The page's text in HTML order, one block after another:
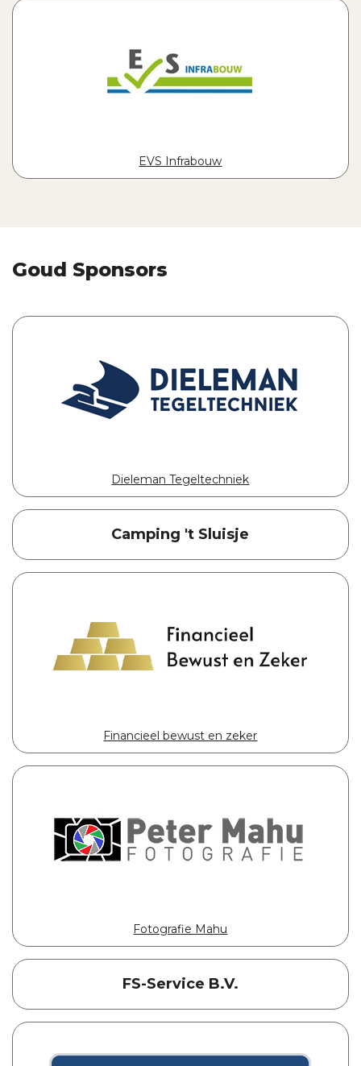
EVS Infrabouw
Goud Sponsors
Dieleman Tegeltechniek
Camping 't Sluisje
Financieel bewust en zeker
Fotografie Mahu
FS-Service B.V.